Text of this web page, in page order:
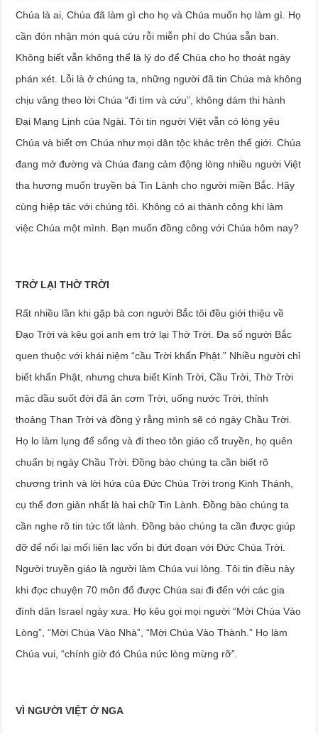
Chúa là ai, Chúa đã làm gì cho họ và Chúa muốn họ làm gì. Họ
cần đón nhận món quà cứu rỗi miễn phí do Chúa sẵn ban.
Không biết vẫn không thể là lý do để Chúa cho họ thoát ngày
phán xét. Lỗi là ở chúng ta, những người đã tin Chúa mà không
chịu vâng theo lời Chúa “đi tìm và cứu”, không dám thi hành
Đại Mạng Lịnh của Ngài. Tôi tin người Việt vẫn có lòng yêu
Chúa và biết ơn Chúa như mọi dân tộc khác trên thế giới. Chúa
đang mở đường và Chúa đang cảm động lòng nhiều người Việt
tha hương muốn truyền bá Tin Lành cho người miền Bắc. Hãy
cùng hiệp tác với chúng tôi. Không có ai thành công khi làm
việc Chúa một mình. Bạn muốn đồng công với Chúa hôm nay?
TRỞ LẠI THỜ TRỜI
Rất nhiều lần khi gặp bà con người Bắc tôi đều giới thiệu về
Đạo Trời và kêu gọi anh em trở lại Thờ Trời. Đa số người Bắc
quen thuộc với khái niệm “cầu Trời khẩn Phật.” Nhiều người chỉ
biết khẩn Phật, nhưng chưa biết Kính Trời, Cầu Trời, Thờ Trời
mặc dầu suốt đời đã ăn cơm Trời, uống nước Trời, thỉnh
thoảng Than Trời và đồng ý rằng mình sẽ có ngày Chầu Trời.
Họ lo làm lụng để sống và đi theo tôn giáo cổ truyền, họ quên
chuẩn bị ngày Chầu Trời. Đồng bào chúng ta cần biết rõ
chương trình và lời hứa của Đức Chúa Trời trong Kinh Thánh,
cụ thể đơn giản nhất là hai chữ Tin Lành. Đồng bào chúng ta
cần nghe rõ tin tức tốt lành. Đồng bào chúng ta cần được giúp
đỡ để nối lại mối liên lạc vốn bị đứt đoạn với Đức Chúa Trời.
Người truyền giáo là người làm Chúa vui lòng. Tôi tin điều này
khi đọc chuyện 70 môn đổ được Chúa sai đi đến với các gia
đình dân Israel ngày xưa. Họ kêu gọi mọi người “Mời Chúa Vào
Lòng”, “Mời Chúa Vào Nhà”, “Mời Chúa Vào Thành.” Họ làm
Chúa vui, “chính giờ đó Chúa nức lòng mừng rỡ”.
VÌ NGƯỜI VIỆT Ở NGA